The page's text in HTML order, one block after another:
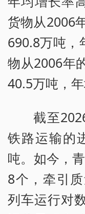
货物从2006
690.8万吨，
物从2006年
40.5万吨，年
截至
铁路运输的
吨。如今，
8个，牵引
列车运行对